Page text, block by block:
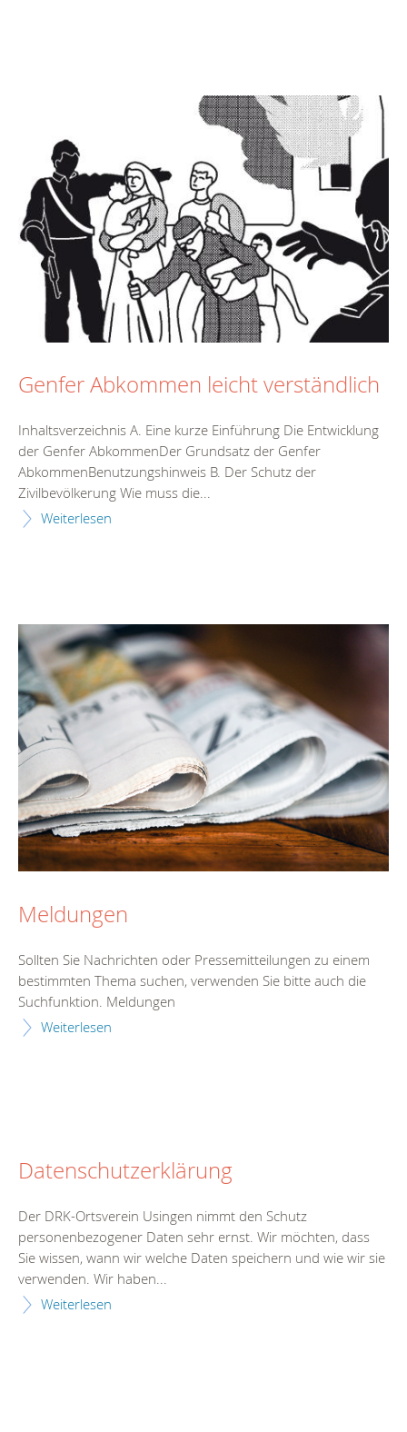
Genfer Abkommen leicht verständlich
Inhaltsverzeichnis A. Eine kurze Einführung Die Entwicklung
der Genfer AbkommenDer Grundsatz der Genfer
AbkommenBenutzungshinweis B. Der Schutz der
Zivilbevölkerung Wie muss die...
Weiterlesen
Meldungen
Sollten Sie Nachrichten oder Pressemitteilungen zu einem
bestimmten Thema suchen, verwenden Sie bitte auch die
Suchfunktion. Meldungen
Weiterlesen
Datenschutzerklärung
Der DRK-Ortsverein Usingen nimmt den Schutz
personenbezogener Daten sehr ernst. Wir möchten, dass
Sie wissen, wann wir welche Daten speichern und wie wir sie
verwenden. Wir haben...
Weiterlesen